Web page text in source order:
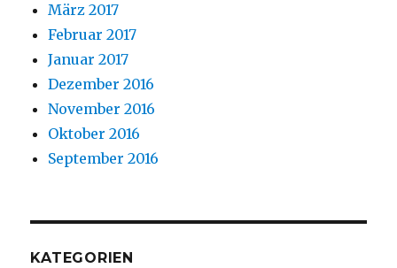
März 2017
Februar 2017
Januar 2017
Dezember 2016
November 2016
Oktober 2016
September 2016
KATEGORIEN